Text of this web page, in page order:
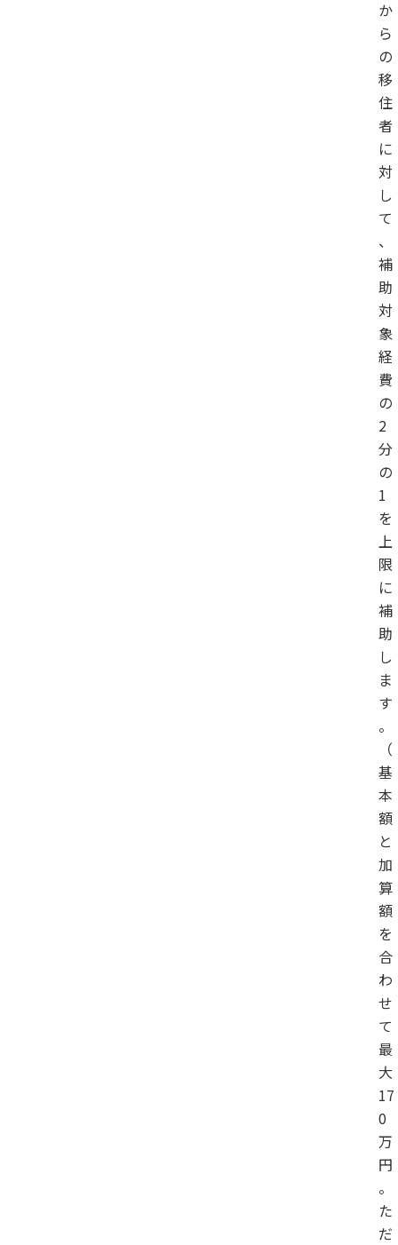
か
ら
の
移
住
者
に
対
し
て
、
補
助
対
象
経
費
の
2
分
の
1
を
上
限
に
補
助
し
ま
す
。
（
基
本
額
と
加
算
額
を
合
わ
せ
て
最
大
17
0
万
円
。
た
だ